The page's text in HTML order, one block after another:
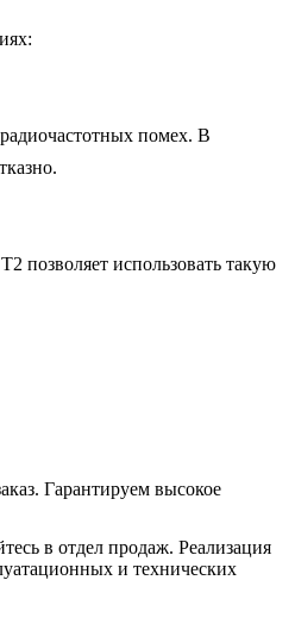
помех. В
позволяет использовать такую
Гарантируем высокое
в отдел продаж. Реализация
и технических